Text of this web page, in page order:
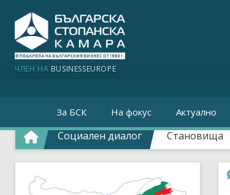
ЧЛЕН НА BUSINESSEUROPE
За БСК На фокус Актуално
Социален диалог Становища